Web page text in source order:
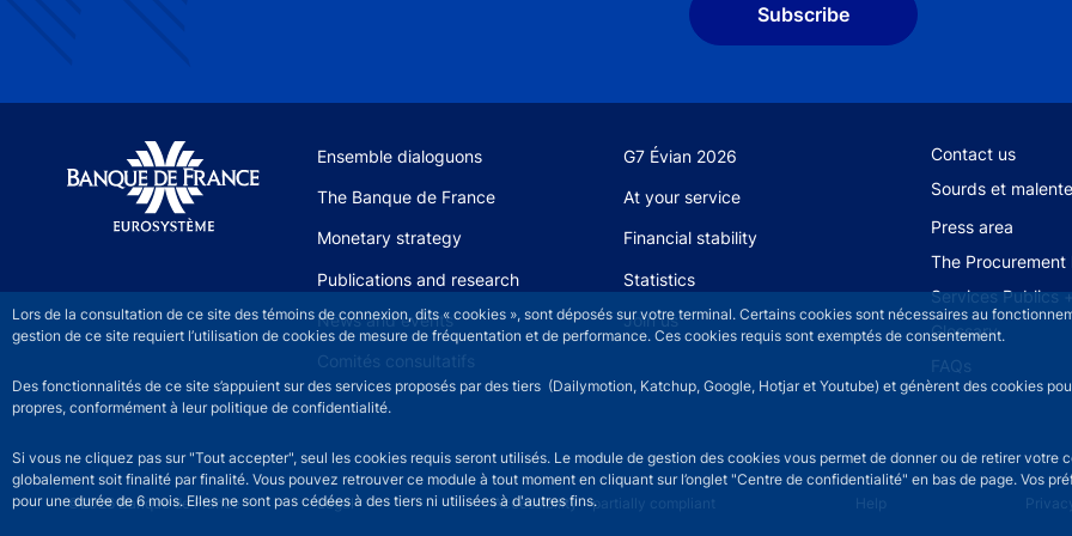
Lors de la consultation de ce site des témoins de connexion, dits « cookies », sont déposés sur votre terminal. Certains cookies sont nécessaires au
gestion de ce site requiert l’utilisation de cookies de mesure de fréquentation et de performance. Ces cookies requis sont exemptés de consentement.
Des fonctionnalités de ce site s’appuient sur des services proposés par des tiers (Dailymotion, Katchup, Google, Hotjar et Youtube) et génèrent des cookies
propres, conformément à leur politique de confidentialité.
Si vous ne cliquez pas sur "Tout accepter", seul les cookies requis seront utilisés. Le module de gestion des cookies vous permet de donner ou de retirer votre
globalement soit finalité par finalité. Vous pouvez retrouver ce module à tout moment en cliquant sur l’onglet "Centre de confidentialité" en bas de page. Vos
pour une durée de 6 mois. Elles ne sont pas cédées à des tiers ni utilisées à d'autres fins.
Subscribe
Site navigation
Ensemble dialoguons G7 Évian 2026
The Banque de France At your service
Monetary strategy Financial stability
Publications and research Statistics
News and events Join us
Comités consultatifs
Footer secondary
Contact us
Sourds et
Press area
The Procurement
Services Publics
Glossary
FAQs
©2026 Banque de France Footer legal notice menu
Legal Accessibility - partially compliant Help